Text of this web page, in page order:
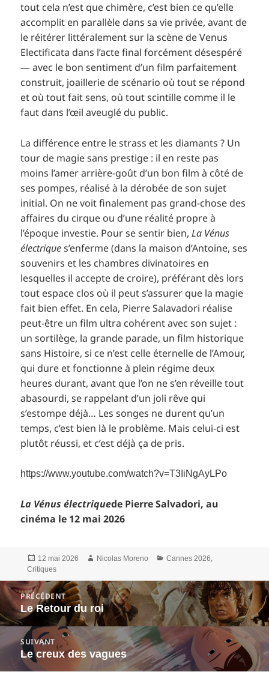
tout cela n’est que chimère, c’est bien ce qu’elle
accomplit en parallèle dans sa vie privée, avant de
le réitérer littéralement sur la scène de Venus
Electificata dans l’acte final forcément désespéré
— avec le bon sentiment d’un film parfaitement
construit, joaillerie de scénario où tout se répond
et où tout fait sens, où tout scintille comme il le
faut dans l’œil aveuglé du public.
La différence entre le strass et les diamants ? Un
tour de magie sans prestige : il en reste pas
moins l’amer arrière-goût d’un bon film à côté de
ses pompes, réalisé à la dérobée de son sujet
initial. On ne voit finalement pas grand-chose des
affaires du cirque ou d’une réalité propre à
l’époque investie. Pour se sentir bien,La Vénus
électriques’enferme (dans la maison d’Antoine, ses
souvenirs et les chambres divinatoires en
lesquelles il accepte de croire), préférant dès lors
tout espace clos où il peut s’assurer que la magie
fait bien effet. En cela, Pierre Salavadori réalise
peut-être un film ultra cohérent avec son sujet :
un sortilège, la grande parade, un film historique
sans Histoire, si ce n’est celle éternelle de l’Amour,
qui dure et fonctionne à plein régime deux
heures durant, avant que l’on ne s’en réveille tout
abasourdi, se rappelant d’un joli rêve qui
s’estompe déjà… Les songes ne durent qu’un
temps, c’est bien là le problème. Mais celui-ci est
plutôt réussi, et c’est déjà ça de pris.
https://www.youtube.com/watch?v=T3IiNgAyLPo
La Vénus électriquede Pierre Salvadori, au
cinéma le 12 mai 2026
Publié
le
12 mai 2026 Auteur
Nicolas Moreno Catégories
Cannes 2026,
Critiques
Navigation
de
l’article
PRÉCÉDENT
Article
précédent :
Le Retour du roi
SUIVANT
Article
suivant :
Le creux des vagues